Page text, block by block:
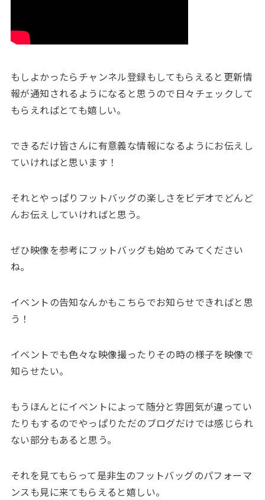
もしよかったらチャンネル登録もしてもらえると更新情
報が通知されるようになると思うので日々チェックして
もらえればとても嬉しい。
できるだけ皆さんに有意義な情報になるようにお伝えし
ていければと思います！
それとやっぱりフットバッグの楽しさをビデオでどんど
んお伝えしていければと思う。
ぜひ映像を参考にフットバッグも始めてみてください
ね。
イベントの告知なんかもこちらでお知らせできればと思
う！
イベントでも色々な映像撮ったりその時の様子を映像で
知らせたい。
もうほんとにイベントによって随分と雰囲気が違ってい
たりもするのでやっぱりただのブログだけでは感じられ
ない部分もあると思う。
それを見てもらって是非生のフットバッグのパフォーマ
ンスも見に来てもらえると嬉しい。